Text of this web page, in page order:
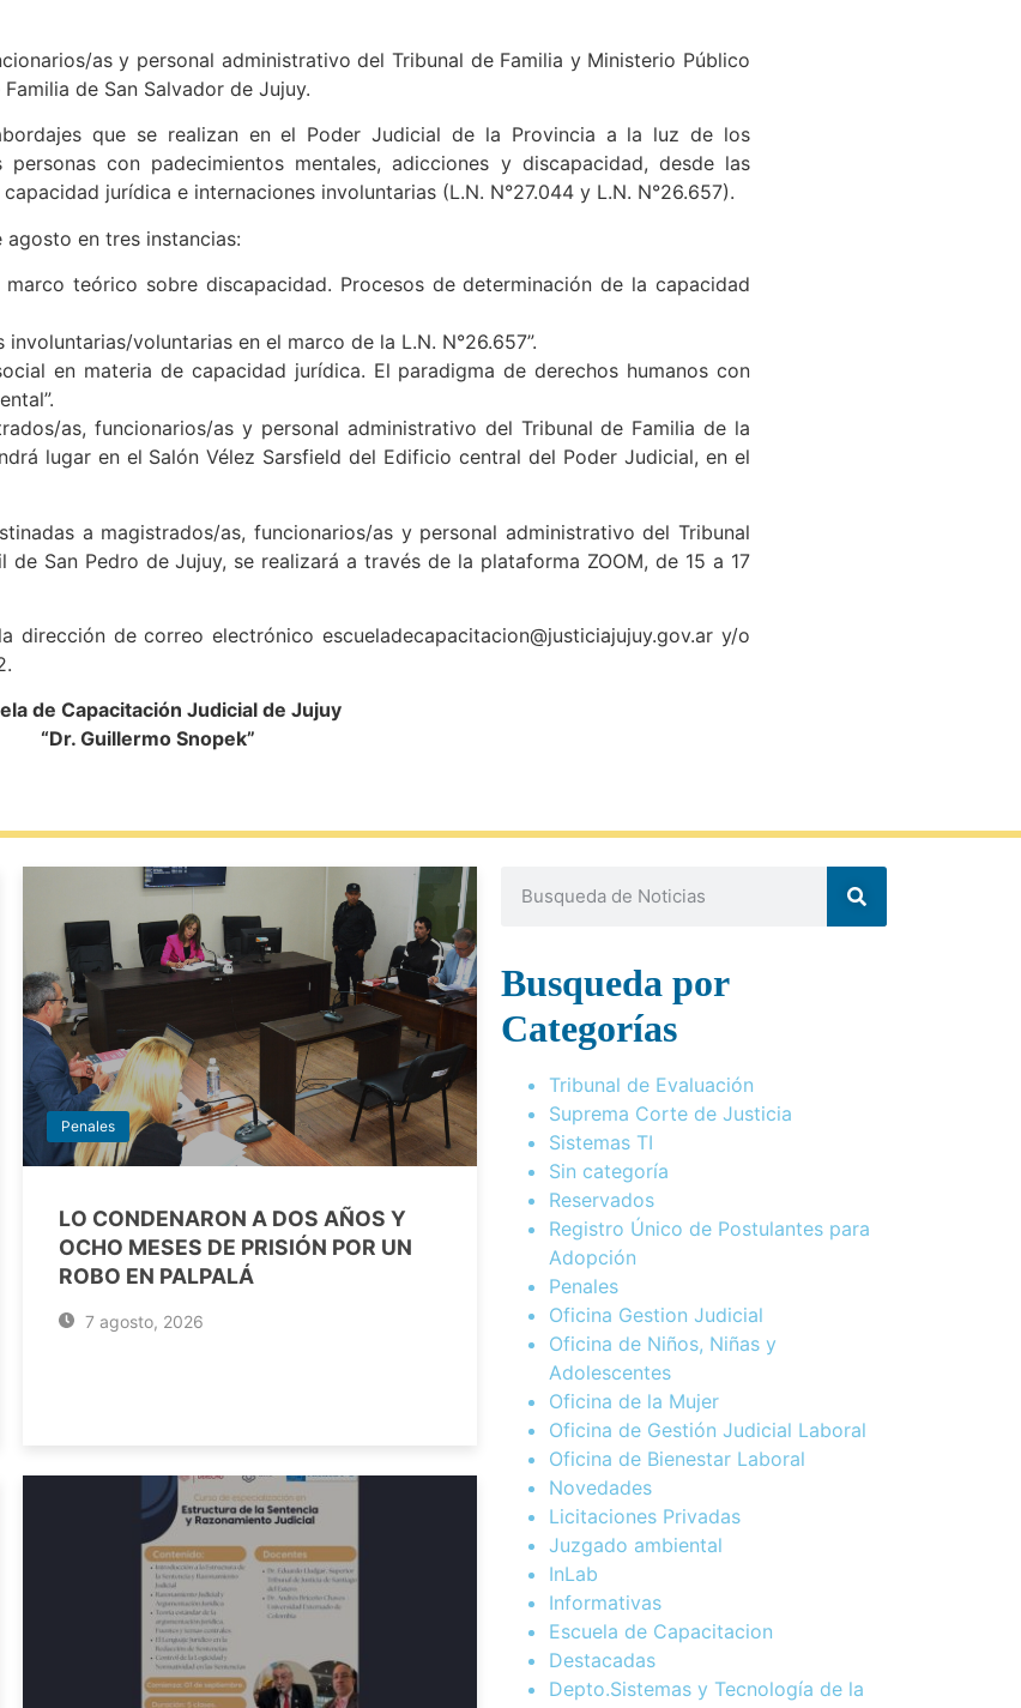
as y personal administrativo del Tribunal de Familia y Ministerio Público
de San Salvador de Jujuy.
que se realizan en el Poder Judicial de la Provincia a la luz de los
con padecimientos mentales, adicciones y discapacidad, desde las
jurídica e internaciones involuntarias (L.N. N°27.044 y L.N. N°26.657).
en tres instancias:
teórico sobre discapacidad. Procesos de determinación de la capacidad
voluntarias en el marco de la L.N. N°26.657”.
en materia de capacidad jurídica. El paradigma de derechos humanos con
as, funcionarios/as y personal administrativo del Tribunal de Familia de la
lugar en el Salón Vélez Sarsfield del Edificio central del Poder Judicial, en el
a magistrados/as, funcionarios/as y personal administrativo del Tribunal
San Pedro de Jujuy, se realizará a través de la plataforma ZOOM, de 15 a 17
dirección de correo electrónico escueladecapacitacion@justiciajujuy.gov.ar y/o
de Capacitación Judicial de Jujuy
“Dr. Guillermo Snopek”
Penales
LO CONDENARON A DOS AÑOS Y
OCHO MESES DE PRISIÓN POR UN
ROBO EN PALPALÁ
7 agosto, 2026
Busqueda por
Categorías
Tribunal de Evaluación
Suprema Corte de Justicia
Sistemas TI
Sin categoría
Reservados
Registro Único de Postulantes para
Adopción
Penales
Oficina Gestion Judicial
Oficina de Niños, Niñas y
Adolescentes
Oficina de la Mujer
Oficina de Gestión Judicial Laboral
Oficina de Bienestar Laboral
Novedades
Licitaciones Privadas
Juzgado ambiental
InLab
Informativas
Escuela de Capacitacion
Destacadas
Depto.Sistemas y Tecnología de la